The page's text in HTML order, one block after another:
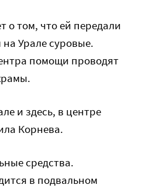
о том, что ей передали
Урале суровые.
помощи проводят
и здесь, в центре
Корнева.
средства.
в подвальном